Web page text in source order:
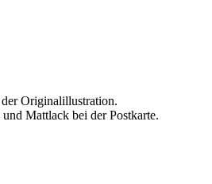
Originalillustration.
Mattlack bei der Postkarte.